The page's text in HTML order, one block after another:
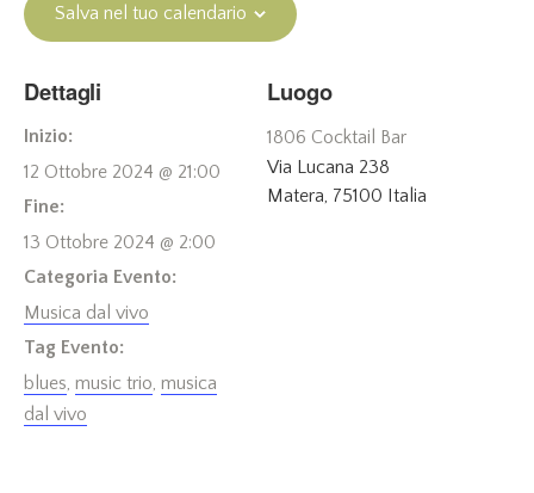
Salva nel tuo calendario
Dettagli
Inizio:
12 Ottobre 2024 @ 21:00
Fine:
13 Ottobre 2024 @ 2:00
Categoria Evento:
Musica dal vivo
Tag Evento:
blues, music trio, musica
dal vivo
Luogo
1806 Cocktail Bar
Via Lucana 238
Matera, 75100 Italia